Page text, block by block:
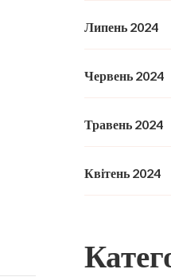
Липень 2024
Червень 2024
Травень 2024
Квітень 2024